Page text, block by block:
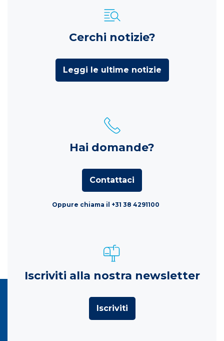
Cerchi notizie?
Leggi le ultime notizie
Hai domande?
Contattaci
Oppure chiama il +31 38 4291100
Iscriviti alla nostra newsletter
Iscriviti